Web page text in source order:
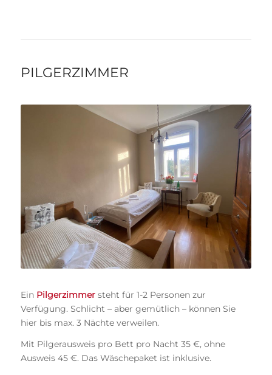
PILGERZIMMER
Ein Pilgerzimmersteht für 1-2 Personen zur
Verfügung. Schlicht – aber gemütlich – können Sie
hier bis max. 3 Nächte verweilen.
Mit Pilgerausweis pro Bett pro Nacht 35 €, ohne
Ausweis 45 €. Das Wäschepaket ist inklusive.